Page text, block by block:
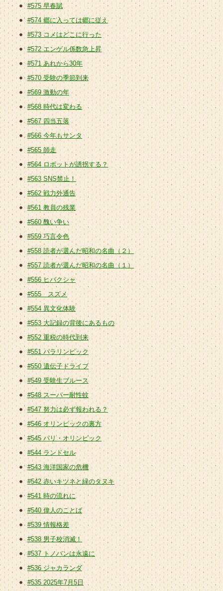
#575 早春賦
#574 郷に入っては郷に従え
#573 コメはどこに行った
#572 エンゲル係数急上昇
#571 あれから30年
#570 受験の季節到来
#569 激動の年
#568 時代は変わる
#567 四当五落
#566 今年もサンタ
#565 師走
#564 ロボットが誘拐する？
#563 SNS禁止！
#562 戦力外通告
#561 教員の残業
#560 醜い争い
#559 巧言令色
#558 読者が選んだ昭和の名曲（２）
#557 読者が選んだ昭和の名曲（１）
#556 ヒバクシャ
#555 スズメ
#554 異文化体験
#553 大記録の背後にあるもの
#552 重税の時代到来
#551 パラリンピック
#550 遺伝子ドライブ
#549 受験生ブルース
#548 スーパー耐性蚊
#547 努力は必ず報われる？
#546 オリンピックの裏方
#545 パリ・オリンピック
#544 ランドセル
#543 海洋国家の危機
#542 赤いキツネと緑のタヌキ
#541 時の流れに
#540 偉人のことば
#539 情報格差
#538 男子校消滅！
#537 トノバンは永遠に
#536 ジャカランダ
#535 2025年7月5日